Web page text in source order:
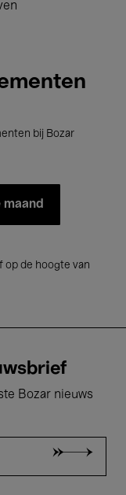
bij Bozar
maand
op de hoogte van
Bozar nieuws